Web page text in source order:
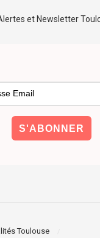
et Newsletter
Toulouse